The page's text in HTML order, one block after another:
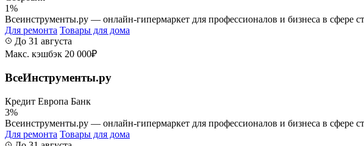
1%
Всеинструменты.ру — онлайн-гипермаркет для профессионалов и бизнеса в сфере
Для ремонта Товары для дома
До 31 августа
Макс. кэшбэк 20 000₽
ВсеИнструменты.ру
Кредит Европа Банк
3%
Всеинструменты.ру — онлайн-гипермаркет для профессионалов и бизнеса в сфере
Для ремонта Товары для дома